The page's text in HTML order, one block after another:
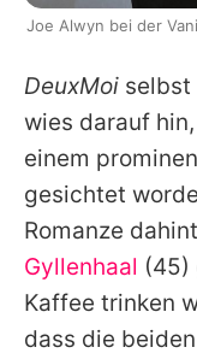
DeuxMoi selbst
wies darauf
einem
gesichtet
Romanze
Gyllenhaal (45)
Kaffee trinken
dass die
Joe Alwyn bei der